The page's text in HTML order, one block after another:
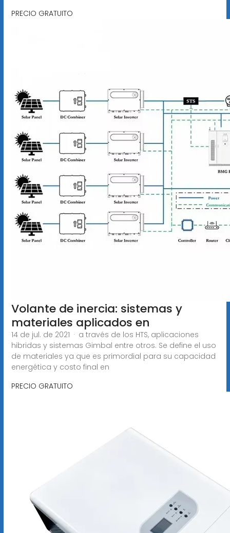
PRECIO GRATUITO
Volante de inercia: sistemas y
materiales aplicados en
14 de jul. de 2021 · a través de los HTS, aplicaciones
hibridas y sistemas Gimbal entre otros. Se define el uso
de materiales ya que es primordial para su capacidad
energética y costo final en
PRECIO GRATUITO